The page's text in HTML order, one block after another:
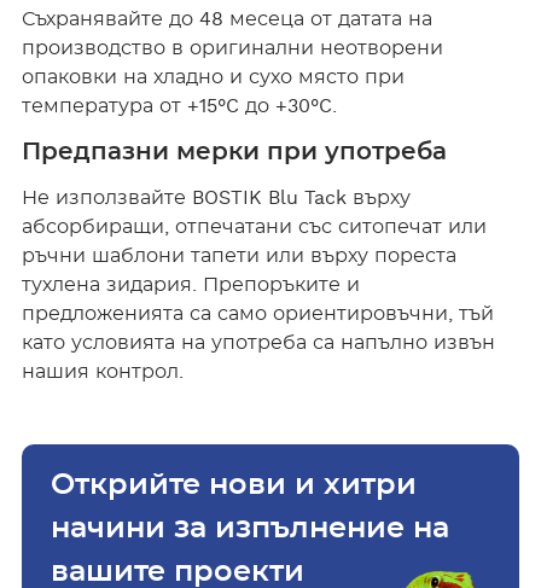
Съхранявайте до 48 месеца от датата на
производство в оригинални неотворени
опаковки на хладно и сухо място при
температура от +15°C до +30°C.
Предпазни мерки при употреба
Не използвайте BOSTIK Blu Tack върху
абсорбиращи, отпечатани със ситопечат или
ръчни шаблони тапети или върху пореста
тухлена зидария. Препоръките и
предложенията са само ориентировъчни, тъй
като условията на употреба са напълно извън
нашия контрол.
Открийте нови и хитри
начини за изпълнение на
вашите проекти